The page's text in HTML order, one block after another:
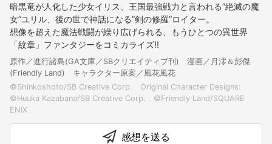
暗黒竜が人化した少女イリス、王国最強戦力と言われる”絶滅の魔
女”ユリル、後の世で神話になる”剣の修羅”ロイター。
想像を超えた魔法戦闘が繰り広げられる、もうひとつの異世界
「紋章」ファンタジーをコミカライズ!!
原作／進行諸島(GA文庫／SBクリエイティブ刊) 漫画／月澪＆彭傑
(Friendly Land) キャラクター原案／風花風花
©Shinkoshoto/SB Creative Corp. Original Character Designs:
©Huuka Kazabana/SB Creative Corp. ©Friendly Land/SQUARE
感想を送る